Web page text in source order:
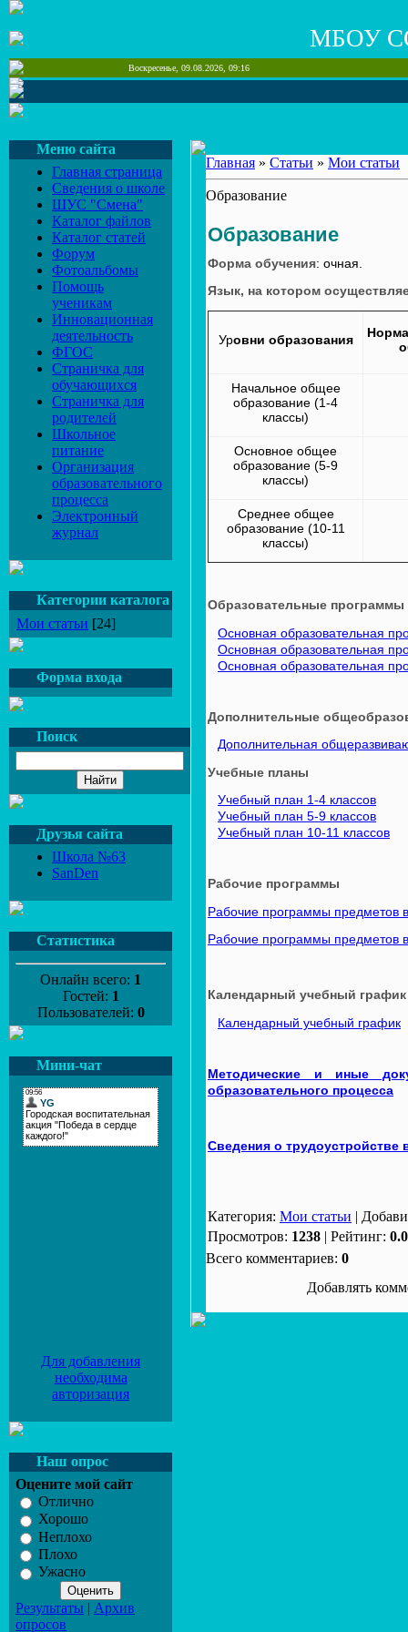
МБОУ
Воскресенье, 09.08.2026, 09:16
Меню сайта
Главная страница
Сведения о школе
ШУС "Смена"
Каталог файлов
Каталог статей
Форум
Фотоальбомы
Помощь
ученикам
Инновационная
деятельность
ФГОС
Страничка для
обучающихся
Страничка для
родителей
Школьное
питание
Организация
образовательного
процесса
Электронный
журнал
Категории каталога
Мои статьи [24]
Форма входа
Поиск
Друзья сайта
Школа №63
SanDen
Статистика
Онлайн всего: 1
Гостей: 1
Пользователей: 0
Мини-чат
Для добавления
необходима
авторизация
Наш опрос
Оцените мой сайт
Отлично
Хорошо
Неплохо
Плохо
Ужасно
Результаты | Архив
опросов
Главная » Статьи » Мои статьи
Образование
Образование
Форма обучения: очная.
Язык, на котором
Уровни образования
Начальное общее
образование (1-4
классы)
Основное общее
образование (5-9
классы)
Среднее общее
образование (10-11
классы)
Образовательные программы
Основная образовательная
Основная образовательная
Основная образовательная
Дополнительные
Дополнительная
Учебные планы
Учебный план 1-4 классов
Учебный план 5-9 классов
Учебный план 10-11 классов
Рабочие программы
Рабочие программы предметов
Рабочие программы предметов
Календарный учебный график
Календарный учебный график
Методические и иные
образовательного процесса
Сведения о трудоустройстве
Категория: Мои статьи |
Просмотров: 1238 | Рейтинг: 0.0
Всего комментариев: 0
Добавлять